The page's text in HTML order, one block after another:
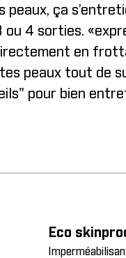
peaux, ça
ou 4 sorties.
en
peaux tout de
" pour bien
Eco